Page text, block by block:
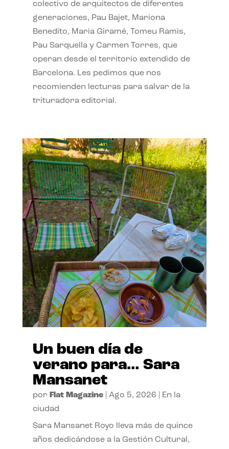
colectivo de arquitectos de diferentes
generaciones, Pau Bajet, Mariona
Benedito, Maria Giramé, Tomeu Ramis,
Pau Sarquella y Carmen Torres, que
operan desde el territorio extendido de
Barcelona. Les pedimos que nos
recomienden lecturas para salvar de la
trituradora editorial.
Un buen día de
verano para… Sara
Mansanet
por Flat Magazine| Ago 5, 2026
En la
ciudad
Sara Mansanet Royo lleva más de quince
años dedicándose a la Gestión Cultural,